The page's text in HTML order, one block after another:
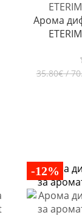
Арома
35.80€/
-12%